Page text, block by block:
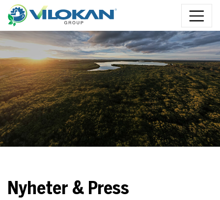
Hoppa till innehåll
Nyheter & Press